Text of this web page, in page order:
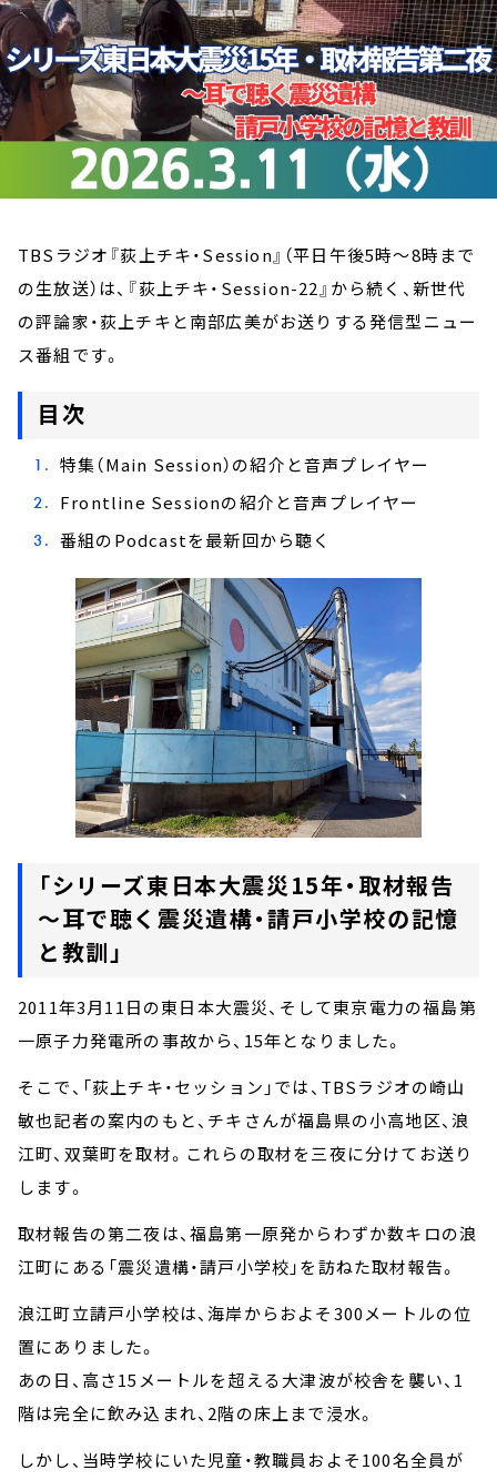
TBSラジオ『荻上チキ・Session』（平日午後5時～8時まで
の生放送）は、『荻上チキ・Session-22』から続く、新世代
の評論家・荻上チキと南部広美がお送りする発信型ニュー
ス番組です。
目次
特集（Main Session）の紹介と音声プレイヤー
Frontline Sessionの紹介と音声プレイヤー
番組のPodcastを最新回から聴く
「シリーズ東日本大震災15年・取材報告
～耳で聴く震災遺構・請戸小学校の記憶
と教訓」
2011年3月11日の東日本大震災、そして東京電力の福島第
一原子力発電所の事故から、15年となりました。
そこで、「荻上チキ・セッション」では、TBSラジオの崎山
敏也記者の案内のもと、チキさんが福島県の小高地区、浪
江町、双葉町を取材。これらの取材を三夜に分けてお送り
します。
取材報告の第二夜は、福島第一原発からわずか数キロの浪
江町にある「震災遺構・請戸小学校」を訪ねた取材報告。
浪江町立請戸小学校は、海岸からおよそ300メートルの位
置にありました。
あの日、高さ15メートルを超える大津波が校舎を襲い、1
階は完全に飲み込まれ、2階の床上まで浸水。
しかし、当時学校にいた児童・教職員およそ100名全員が